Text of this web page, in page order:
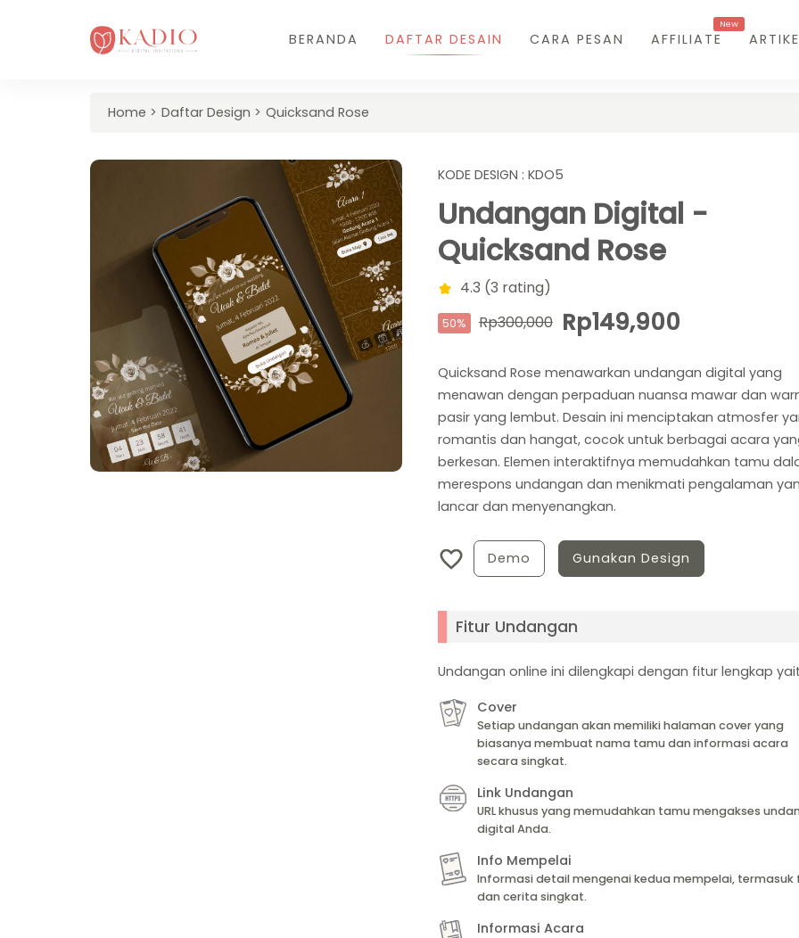
BERANDA DAFTAR DESAIN CARA PESAN AFFILIATE
New
Home Daftar Design Quicksand Rose
KODE DESIGN : KDO5
Undangan Digital -
Quicksand Rose
4.3 (3 rating)
50% Rp300,000 Rp149,900
Quicksand Rose menawarkan undangan digital yang
menawan dengan perpaduan nuansa mawar dan
pasir yang lembut. Desain ini menciptakan atmosfer
romantis dan hangat, cocok untuk berbagai acara
berkesan. Elemen interaktifnya memudahkan tamu
merespons undangan dan menikmati pengalaman
lancar dan menyenangkan.
Demo Gunakan Design
Fitur Undangan
Undangan online ini dilengkapi dengan fitur lengkap
Cover
Setiap undangan akan memiliki halaman cover yang
biasanya membuat nama tamu dan informasi acara
secara singkat.
Link Undangan
URL khusus yang memudahkan tamu mengakses
digital Anda.
Info Mempelai
Informasi detail mengenai kedua mempelai, termasuk
dan cerita singkat.
Informasi Acara